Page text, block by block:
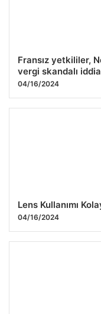
Fransız yetkililer,
vergi skandalı
04/16/2024
Lens Kullanımı
04/16/2024